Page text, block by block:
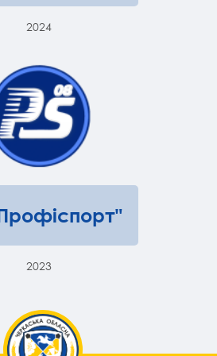
2024
2023